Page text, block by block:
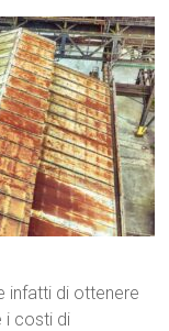
infatti di ottenere
i costi di